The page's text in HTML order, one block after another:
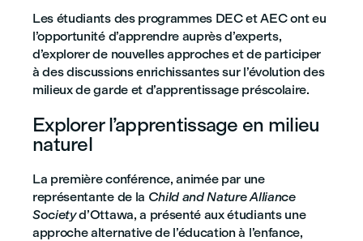
Les étudiants des programmes DEC et AEC ont eu
l’opportunité d’apprendre auprès d’experts,
d’explorer de nouvelles approches et de participer
à des discussions enrichissantes sur l’évolution des
milieux de garde et d’apprentissage préscolaire.
Explorer l’apprentissage en milieu
naturel
La première conférence, animée par une
représentante de la Child and Nature Alliance
Societyd’Ottawa, a présenté aux étudiants une
approche alternative de l’éducation à l’enfance,